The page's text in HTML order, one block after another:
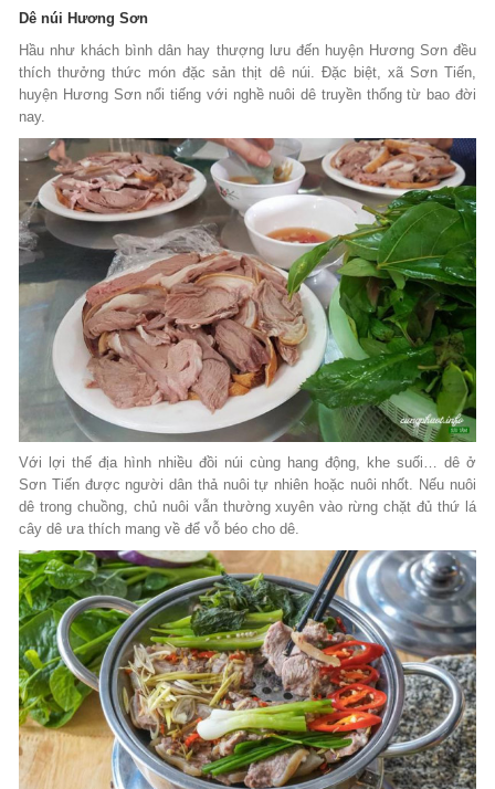
Dê núi Hương Sơn
Hầu như khách bình dân hay thượng lưu đến huyện Hương Sơn đều
thích thưởng thức món đặc sản thịt dê núi. Đặc biệt, xã Sơn Tiến,
huyện Hương Sơn nổi tiếng với nghề nuôi dê truyền thống từ bao đời
nay.
Với lợi thế địa hình nhiều đồi núi cùng hang động, khe suối… dê ở
Sơn Tiến được người dân thả nuôi tự nhiên hoặc nuôi nhốt. Nếu nuôi
dê trong chuồng, chủ nuôi vẫn thường xuyên vào rừng chặt đủ thứ lá
cây dê ưa thích mang về để vỗ béo cho dê.